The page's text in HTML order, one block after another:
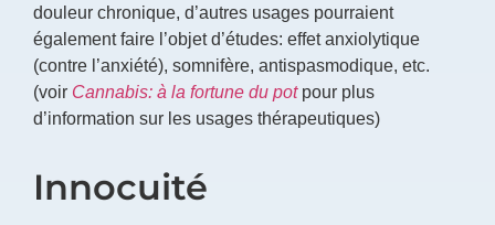
douleur chronique, d’autres usages pourraient
également faire l’objet d’études: effet anxiolytique
(contre l’anxiété), somnifère, antispasmodique, etc.
(voir Cannabis: à la fortune du potpour plus
d’information sur les usages thérapeutiques)
Innocuité